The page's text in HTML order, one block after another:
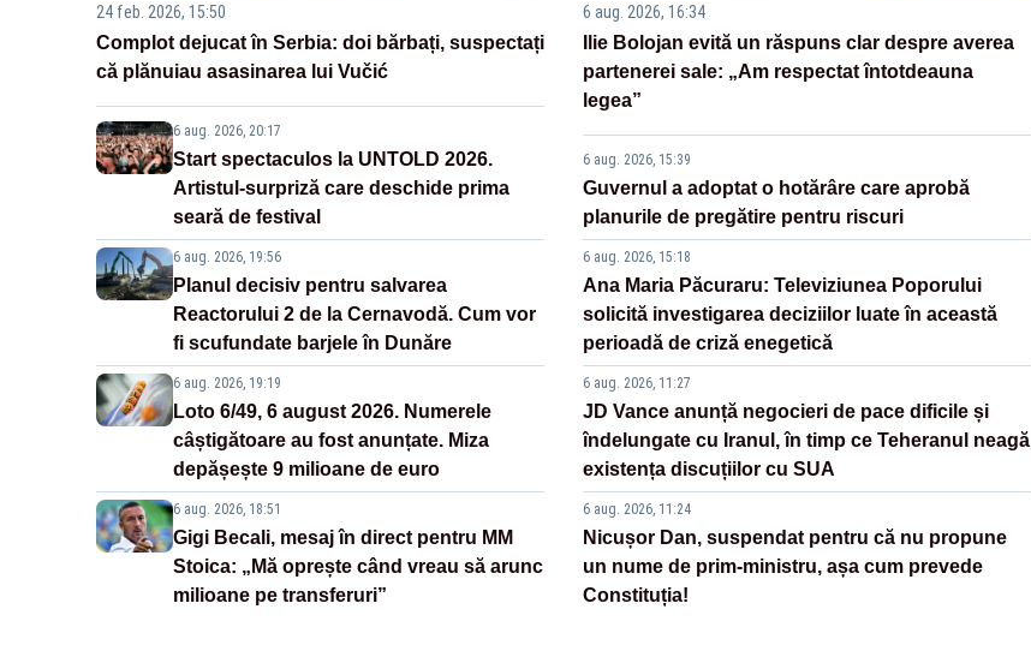
24 feb. 2026, 15:50
Complot dejucat în Serbia: doi bărbați, suspectați
că plănuiau asasinarea lui Vučić
6 aug. 2026, 20:17
Start spectaculos la UNTOLD 2026.
Artistul-surpriză care deschide prima
seară de festival
6 aug. 2026, 19:56
Planul decisiv pentru salvarea
Reactorului 2 de la Cernavodă. Cum vor
fi scufundate barjele în Dunăre
6 aug. 2026, 19:19
Loto 6/49, 6 august 2026. Numerele
câștigătoare au fost anunțate. Miza
depășește 9 milioane de euro
6 aug. 2026, 18:51
Gigi Becali, mesaj în direct pentru MM
Stoica: „Mă oprește când vreau să arunc
milioane pe transferuri”
6 aug. 2026, 16:34
Ilie Bolojan evită un răspuns clar despre averea
partenerei sale: „Am respectat întotdeauna
legea”
6 aug. 2026, 15:39
Guvernul a adoptat o hotărâre care aprobă
planurile de pregătire pentru riscuri
6 aug. 2026, 15:18
Ana Maria Păcuraru: Televiziunea Poporului
solicită investigarea deciziilor luate în această
perioadă de criză enegetică
6 aug. 2026, 11:27
JD Vance anunță negocieri de pace dificile și
îndelungate cu Iranul, în timp ce Teheranul neagă
existența discuțiilor cu SUA
6 aug. 2026, 11:24
Nicușor Dan, suspendat pentru că nu propune
un nume de prim-ministru, așa cum prevede
Constituția!